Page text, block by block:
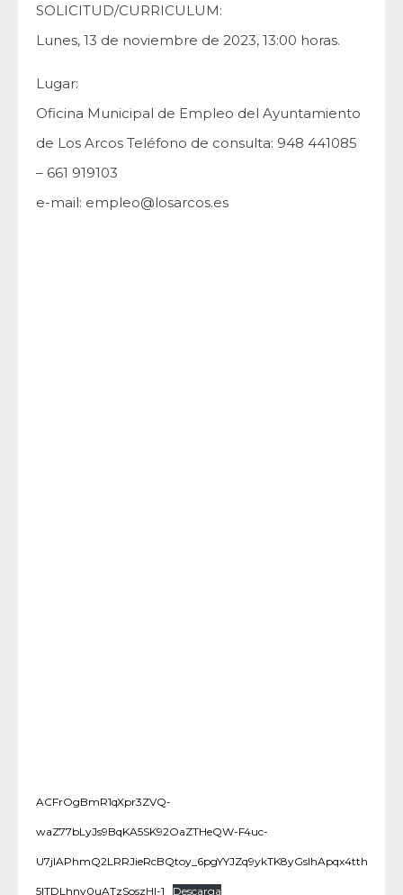
SOLICITUD/CURRICULUM:
Lunes, 13 de noviembre de 2023, 13:00 horas.
Lugar:
Oficina Municipal de Empleo del Ayuntamiento
de Los Arcos Teléfono de consulta: 948 441085
– 661 919103
e-mail: empleo@losarcos.es
ACFrOgBmR1qXpr3ZVQ-
waZ77bLyJs9BqKA5SK92OaZTHeQW-F4uc-
5ITDLhnv0uATzSoszHl-1 Descarga